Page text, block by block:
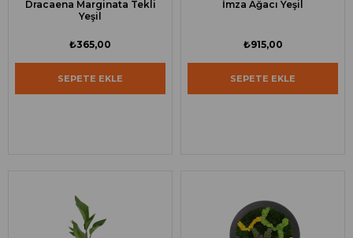
Dracaena Marginata Tekli
Yeşil
₺365,00
SEPETE EKLE
İmza Ağacı Yeşil
₺915,00
SEPETE EKLE